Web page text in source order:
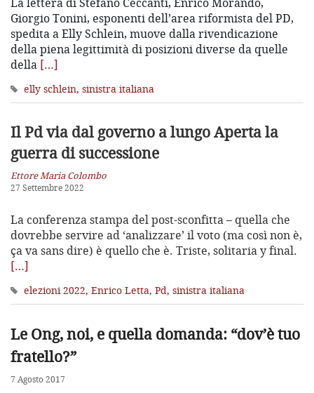
Giorgio Tonini, esponenti dell’area riformista del PD,
spedita a Elly Schlein, muove dalla rivendicazione
della piena legittimità di posizioni diverse da quelle
della […]
elly schlein, sinistra italiana
Il Pd via dal governo a lungoAperta la
guerra di successione
Ettore Maria Colombo
27 Settembre 2022
La conferenza stampa del post-sconfitta – quella che
dovrebbe servire ad ‘analizzare’ il voto (ma così non è,
ça va sans dire) è quello che è. Triste, solitaria y final.
[…]
elezioni 2022, Enrico Letta, Pd, sinistra italiana
Le Ong, noi, e quella domanda: “dov’è tuo
fratello?”
7 Agosto 2017